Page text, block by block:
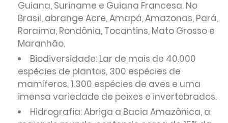
Guiana, Suriname e Guiana Francesa. No
Brasil, abrange Acre, Amapá, Amazonas, Pará,
Roraima, Rondônia, Tocantins, Mato Grosso e
Maranhão.
Biodiversidade: Lar de mais de 40.000
espécies de plantas, 300 espécies de
mamíferos, 1.300 espécies de aves e uma
imensa variedade de peixes e invertebrados.
Hidrografia: Abriga a Bacia Amazônica, a